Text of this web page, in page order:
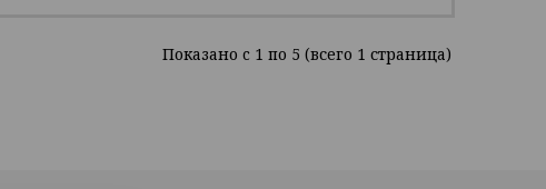
Показано c 1 по 5 (всего 1 страница)